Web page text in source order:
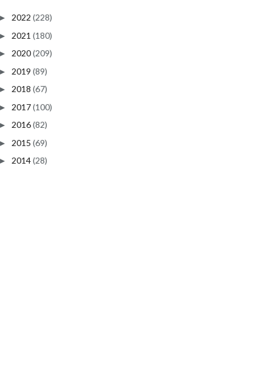
► 2022 (228)
► 2021 (180)
► 2020(209)
► 2019 (89)
► 2018 (67)
► 2017(100)
► 2016(82)
► 2015 (69)
► 2014(28)